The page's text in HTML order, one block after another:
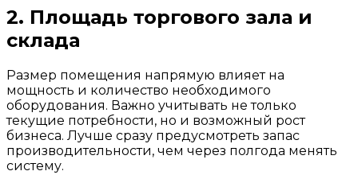
2. Площадь торгового зала и
склада
Размер помещения напрямую влияет на
мощность и количество необходимого
оборудования. Важно учитывать не только
текущие потребности, но и возможный рост
бизнеса. Лучше сразу предусмотреть запас
производительности, чем через полгода менять
систему.